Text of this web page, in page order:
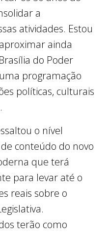
a
atividades. Estou
ainda
do Poder
programação
políticas, culturais
o nível
conteúdo do novo
que terá
para levar até o
reais sobre o
terão como